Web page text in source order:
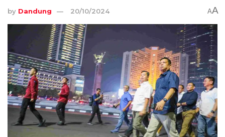
by Dandung 20/10/2024 AA